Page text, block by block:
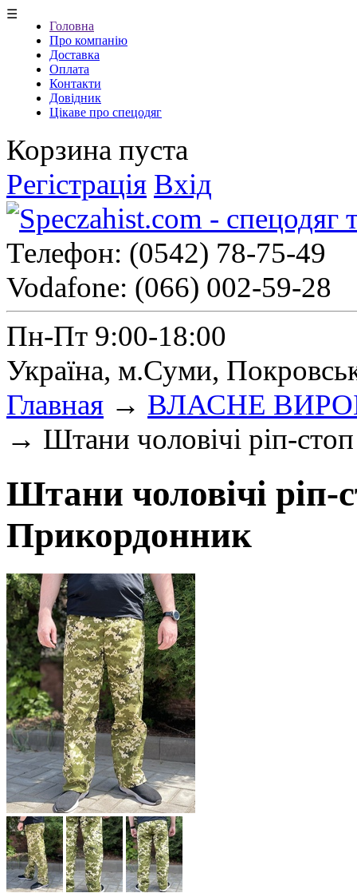
☰
Головна
Про компанію
Доставка
Оплата
Контакти
Довідник
Цікаве про спецодяг
Корзина пуста
Регістрація Вхід
Телефон: (0542) 78-75-49
Vodafone: (066) 002-59-28
Пн-Пт 9:00-18:00
Україна, м.Суми,
Главная → ВЛАСНЕ
→ Штани чоловічі ріп-
Штани чоловічі
Прикордонник